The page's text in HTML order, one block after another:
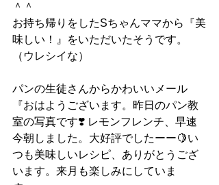
＾＾
お持ち帰りをしたSちゃんママから『美
味しい！』をいただいたそうです。
（ウレシイな）
パンの生徒さんからかわいいメール
『おはようございます。昨日のパン教
室の写真です❣️ レモンフレンチ、早速
今朝しました。大好評でしたーー🍋い
つも美味しいレシピ、ありがとうござ
います。来月も楽しみにしていま